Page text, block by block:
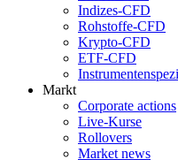
Indizes-CFD
Rohstoffe-CFD
Krypto-CFD
ETF-CFD
Markt
Corporate actions
Live-Kurse
Rollovers
Market news